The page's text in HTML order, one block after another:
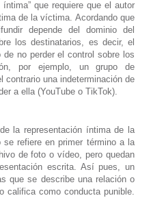
íntima” que requiere que el autor
de la víctima. Acordando que
depende del dominio del
los destinatarios, es decir, el
no perder el control sobre los
por ejemplo, un grupo de
contrario una indeterminación de
a ella (YouTube o TikTok).
la representación íntima de la
refiere en primer término a la
de foto o vídeo, pero quedan
escrita. Así pues, un
que se describe una relación o
califica como conducta punible.